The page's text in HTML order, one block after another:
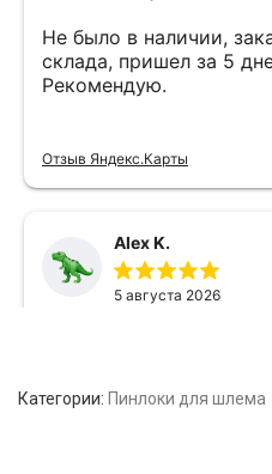
Категории: Пинлоки для шлема